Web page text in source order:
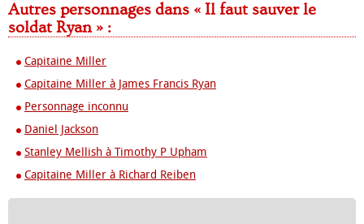
Autres personnages dans « Il faut sauver le
soldat Ryan » :
Capitaine Miller
Capitaine Miller à James Francis Ryan
Personnage inconnu
Daniel Jackson
Stanley Mellish à Timothy P Upham
Capitaine Miller à Richard Reiben